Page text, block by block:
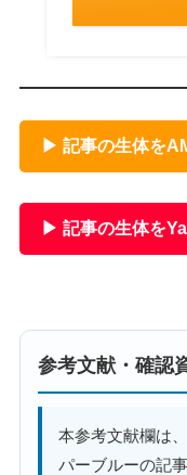
▶ 記事の生体を
▶ 記事の生体を
参考文献・確認
本参考文献欄は
パーブルーの記